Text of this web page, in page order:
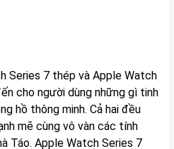
Series 7 thép và Apple Watch
cho người dùng những gì tinh
hồ thông minh. Cả hai đều
mẽ cùng vô vàn các tính
Táo. Apple Watch Series 7